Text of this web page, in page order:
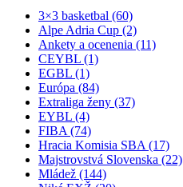
3×3 basketbal (60)
Alpe Adria Cup (2)
Ankety a ocenenia (11)
CEYBL (1)
EGBL (1)
Európa (84)
Extraliga ženy (37)
EYBL (4)
FIBA (74)
Hracia Komisia SBA (17)
Majstrovstvá Slovenska (22)
Mládež (144)